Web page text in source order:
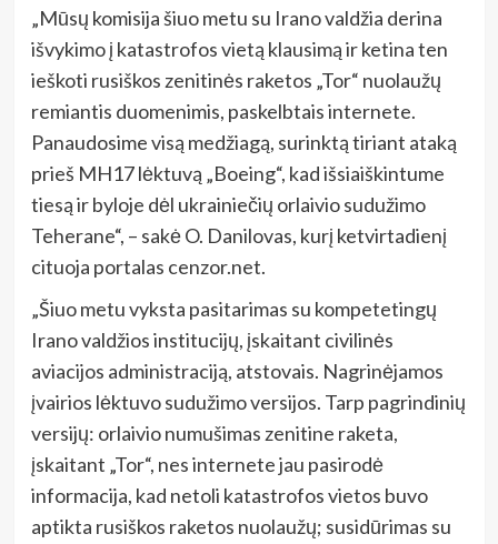
„Mūsų komisija šiuo metu su Irano valdžia derina
išvykimo į katastrofos vietą klausimą ir ketina ten
ieškoti rusiškos zenitinės raketos „Tor“ nuolaužų
remiantis duomenimis, paskelbtais internete.
Panaudosime visą medžiagą, surinktą tiriant ataką
prieš MH17 lėktuvą „Boeing“, kad išsiaiškintume
tiesą ir byloje dėl ukrainiečių orlaivio sudužimo
Teherane“, – sakė O. Danilovas, kurį ketvirtadienį
cituoja portalas cenzor.net.
„Šiuo metu vyksta pasitarimas su kompetetingų
Irano valdžios institucijų, įskaitant civilinės
aviacijos administraciją, atstovais. Nagrinėjamos
įvairios lėktuvo sudužimo versijos. Tarp pagrindinių
versijų: orlaivio numušimas zenitine raketa,
įskaitant „Tor“, nes internete jau pasirodė
informacija, kad netoli katastrofos vietos buvo
aptikta rusiškos raketos nuolaužų; susidūrimas su